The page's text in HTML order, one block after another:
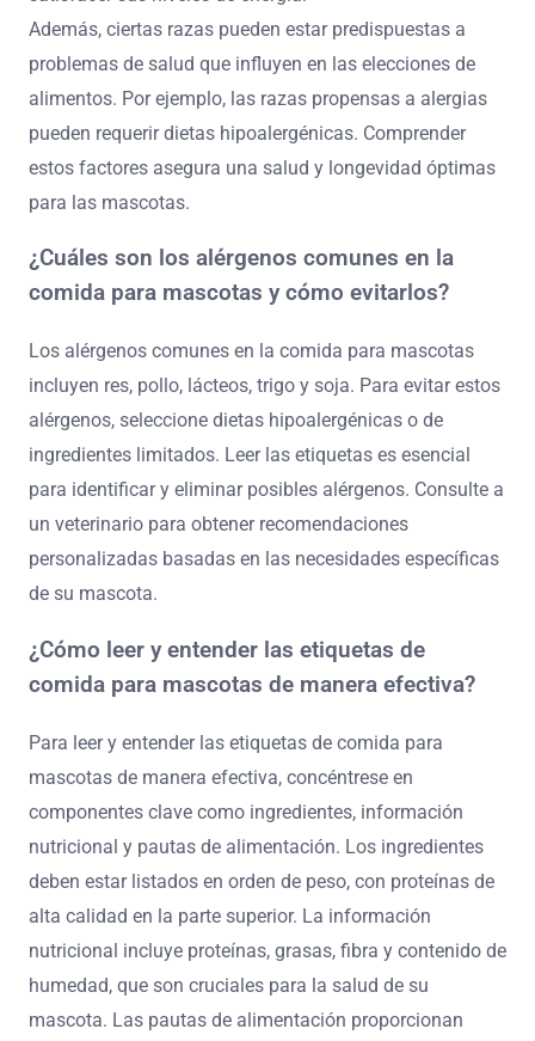
Además, ciertas razas pueden estar predispuestas a
problemas de salud que influyen en las elecciones de
alimentos. Por ejemplo, las razas propensas a alergias
pueden requerir dietas hipoalergénicas. Comprender
estos factores asegura una salud y longevidad óptimas
para las mascotas.
¿Cuáles son los alérgenos comunes en la
comida para mascotas y cómo evitarlos?
Los alérgenos comunes en la comida para mascotas
incluyen res, pollo, lácteos, trigo y soja. Para evitar estos
alérgenos, seleccione dietas hipoalergénicas o de
ingredientes limitados. Leer las etiquetas es esencial
para identificar y eliminar posibles alérgenos. Consulte a
un veterinario para obtener recomendaciones
personalizadas basadas en las necesidades específicas
de su mascota.
¿Cómo leer y entender las etiquetas de
comida para mascotas de manera efectiva?
Para leer y entender las etiquetas de comida para
mascotas de manera efectiva, concéntrese en
componentes clave como ingredientes, información
nutricional y pautas de alimentación. Los ingredientes
deben estar listados en orden de peso, con proteínas de
alta calidad en la parte superior. La información
nutricional incluye proteínas, grasas, fibra y contenido de
humedad, que son cruciales para la salud de su
mascota. Las pautas de alimentación proporcionan